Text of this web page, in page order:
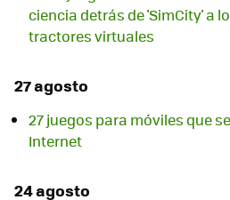
ciencia detrás de 'SimCity' a
tractores virtuales
27 agosto
27 juegos para móviles que
Internet
24 agosto